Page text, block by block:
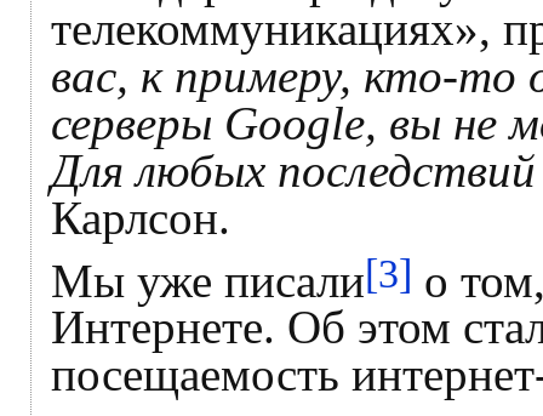
телекоммуникациях»,
вас, к примеру, кто-то
серверы Google, вы не
Для любых
Карлсон.
Мы уже писали[3] о
Интернете. Об этом
посещаемость